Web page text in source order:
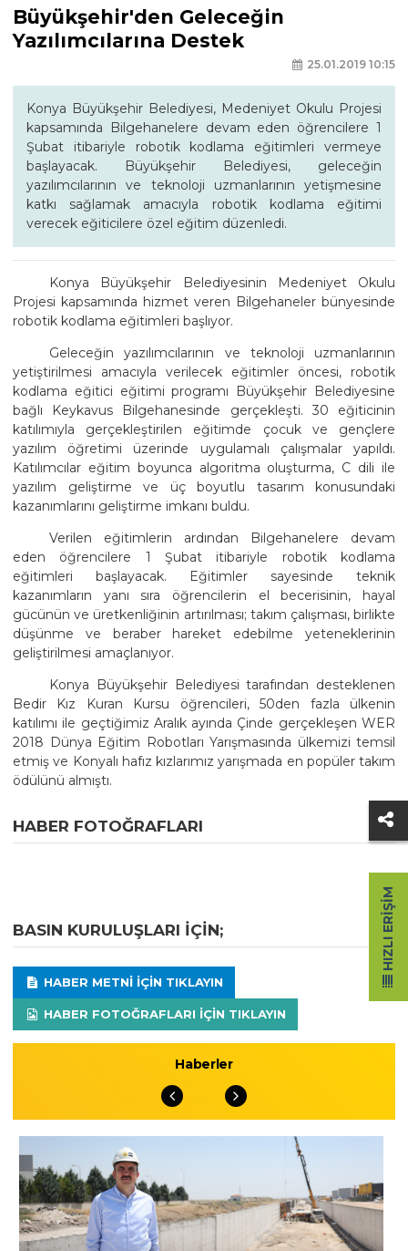
Büyükşehir'den Geleceğin
Yazılımcılarına Destek
25.01.2019 10:15
Konya Büyükşehir Belediyesi, Medeniyet Okulu Projesi
kapsamında Bilgehanelere devam eden öğrencilere 1
Şubat itibariyle robotik kodlama eğitimleri vermeye
başlayacak. Büyükşehir Belediyesi, geleceğin
yazılımcılarının ve teknoloji uzmanlarının yetişmesine
katkı sağlamak amacıyla robotik kodlama eğitimi
verecek eğiticilere özel eğitim düzenledi.
Konya Büyükşehir Belediyesinin Medeniyet Okulu
Projesi kapsamında hizmet veren Bilgehaneler bünyesinde
robotik kodlama eğitimleri başlıyor.
Geleceğin yazılımcılarının ve teknoloji uzmanlarının
yetiştirilmesi amacıyla verilecek eğitimler öncesi, robotik
kodlama eğitici eğitimi programı Büyükşehir Belediyesine
bağlı Keykavus Bilgehanesinde gerçekleşti. 30 eğiticinin
katılımıyla gerçekleştirilen eğitimde çocuk ve gençlere
yazılım öğretimi üzerinde uygulamalı çalışmalar yapıldı.
Katılımcılar eğitim boyunca algoritma oluşturma, C dili ile
yazılım geliştirme ve üç boyutlu tasarım konusundaki
kazanımlarını geliştirme imkanı buldu.
Verilen eğitimlerin ardından Bilgehanelere devam
eden öğrencilere 1 Şubat itibariyle robotik kodlama
eğitimleri başlayacak. Eğitimler sayesinde teknik
kazanımların yanı sıra öğrencilerin el becerisinin, hayal
gücünün ve üretkenliğinin artırılması; takım çalışması, birlikte
düşünme ve beraber hareket edebilme yeteneklerinin
geliştirilmesi amaçlanıyor.
Konya Büyükşehir Belediyesi tarafından desteklenen
Bedir Kız Kuran Kursu öğrencileri, 50den fazla ülkenin
katılımı ile geçtiğimiz Aralık ayında Çinde gerçekleşen WER
2018 Dünya Eğitim Robotları Yarışmasında ülkemizi temsil
etmiş ve Konyalı hafız kızlarımız yarışmada en popüler takım
ödülünü almıştı.
HABER FOTOĞRAFLARI
BASIN KURULUŞLARI IÇIN;
HABER METNI IÇIN TIKLAYIN
HABER FOTOĞRAFLARI IÇIN TIKLAYIN
Haberler
HIZLI ERIŞIM